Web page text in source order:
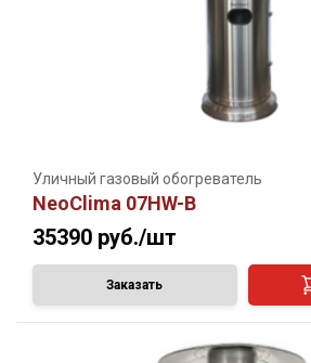
Уличный газовый обогреватель
NeoClima 07HW-B
35390 руб./шт
Заказать